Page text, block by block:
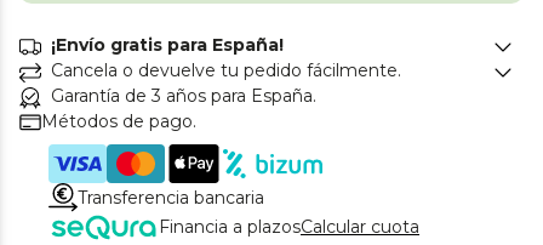
¡Envío gratis para España!
Cancela o devuelve tu pedido fácilmente.
Garantía de 3 años para España.
Métodos de pago.
Transferencia bancaria
Financia a plazosCalcular cuota